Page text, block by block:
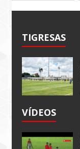
TIGRESAS
VÍDEOS